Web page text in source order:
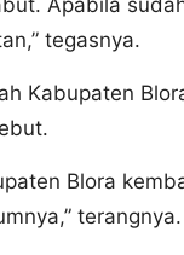
tegasnya.
Kabupaten
Blora
terangnya.